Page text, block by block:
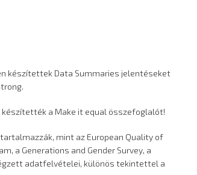
készítettek Data Summaries jelentéseket
készítették a Make it equal összefoglalót!
mint az European Quality of
a Generations and Gender Survey, a
adatfelvételei, különös tekintettel a